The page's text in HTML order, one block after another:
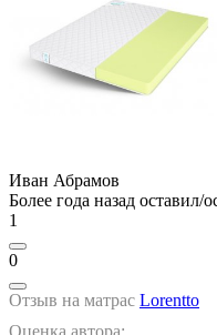
Иван Абрамов
Более года назад оставил/
1
0
Отзыв на матрас Lorentto
Оценка автора: